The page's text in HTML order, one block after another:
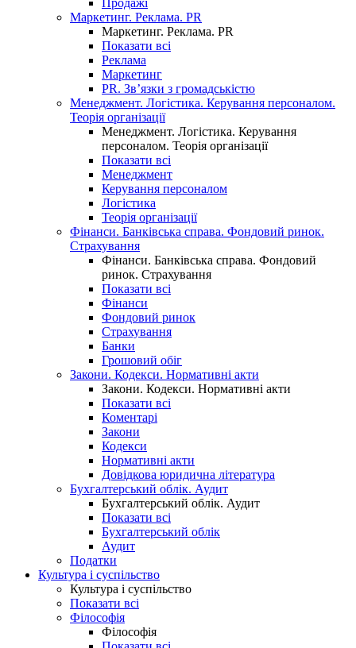
Продажі
Маркетинг. Реклама. PR
Маркетинг. Реклама. PR
Показати всі
Реклама
Маркетинг
PR. Зв’язки з громадськістю
Менеджмент. Логістика. Керування персоналом.
Теорія організації
Менеджмент. Логістика. Керування
персоналом. Теорія організації
Показати всі
Менеджмент
Керування персоналом
Логістика
Теорія організації
Фінанси. Банківська справа. Фондовий ринок.
Страхування
Фінанси. Банківська справа. Фондовий
ринок. Страхування
Показати всі
Фінанси
Фондовий ринок
Страхування
Банки
Грошовий обіг
Закони. Кодекси. Нормативні акти
Закони. Кодекси. Нормативні акти
Показати всі
Коментарі
Закони
Кодекси
Нормативні акти
Довідкова юридична література
Бухгалтерський облік. Аудит
Бухгалтерський облік. Аудит
Показати всі
Бухгалтерський облік
Аудит
Податки
Культура і суспільство
Культура і суспільство
Показати всі
Філософія
Філософія